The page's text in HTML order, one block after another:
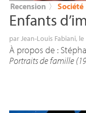
Recension 〉 Société
Enfants
parJean-Louis Fabiani, le
À propos de :
Portraits de famille